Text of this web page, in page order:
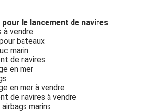
le lancement de navires
à vendre
bateaux
marin
de navires
en mer
en mer à vendre
de navires à vendre
marins